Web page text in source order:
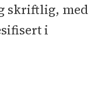
skriftlig, med
i